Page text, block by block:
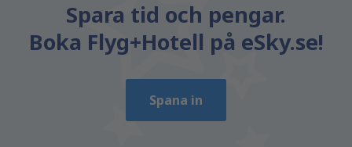
Spara tid och pengar.
Boka Flyg+Hotell på eSky.se!
Spana in